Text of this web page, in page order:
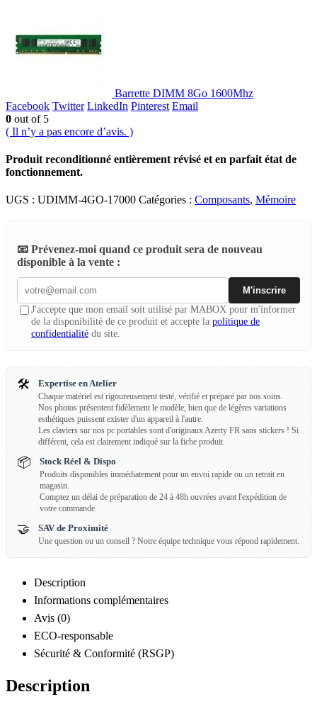
Barrette DIMM 8Go 1600Mhz
Facebook Twitter LinkedIn Pinterest Email
0 out of 5
( Il n’y a pas encore d’avis. )
Produit reconditionné entièrement révisé et en parfait état de
fonctionnement.
UGS : UDIMM-4GO-17000 Catégories : Composants, Mémoire
📧 Prévenez-moi quand ce produit sera de nouveau
disponible à la vente :
M'inscrire
J'accepte que mon email soit utilisé par MABOX pour m'informer
de la disponibilité de ce produit et accepte la politique de
confidentialité du site.
🛠️ Expertise en Atelier
Chaque matériel est rigoureusement testé, vérifié et préparé par nos soins.
Nos photos présentent fidèlement le modèle, bien que de légères variations
esthétiques puissent exister d'un appareil à l'autre.
Les claviers sur nos pc portables sont d'originaux Azerty FR sans stickers ! Si
différent, cela est clairement indiqué sur la fiche produit.
📦 Stock Réel & Dispo
Produits disponibles immédiatement pour un envoi rapide ou un retrait en
magasin.
Comptez un délai de préparation de 24 à 48h ouvrées avant l'expédition de
votre commande.
🤝 SAV de Proximité
Une question ou un conseil ? Notre équipe technique vous répond rapidement.
Description
Informations complémentaires
Avis (0)
ECO-responsable
Sécurité & Conformité (RSGP)
Description